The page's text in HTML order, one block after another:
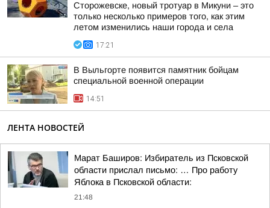
Сторожевске, новый тротуар в Микуни – это
только несколько примеров того, как этим
летом изменились наши города и села
17:21
В Выльгорте появится памятник бойцам
специальной военной операции
14:51
ЛЕНТА НОВОСТЕЙ
Марат Баширов: Избиратель из Псковской
области прислал письмо: … Про работу
Яблока в Псковской области:
21:48